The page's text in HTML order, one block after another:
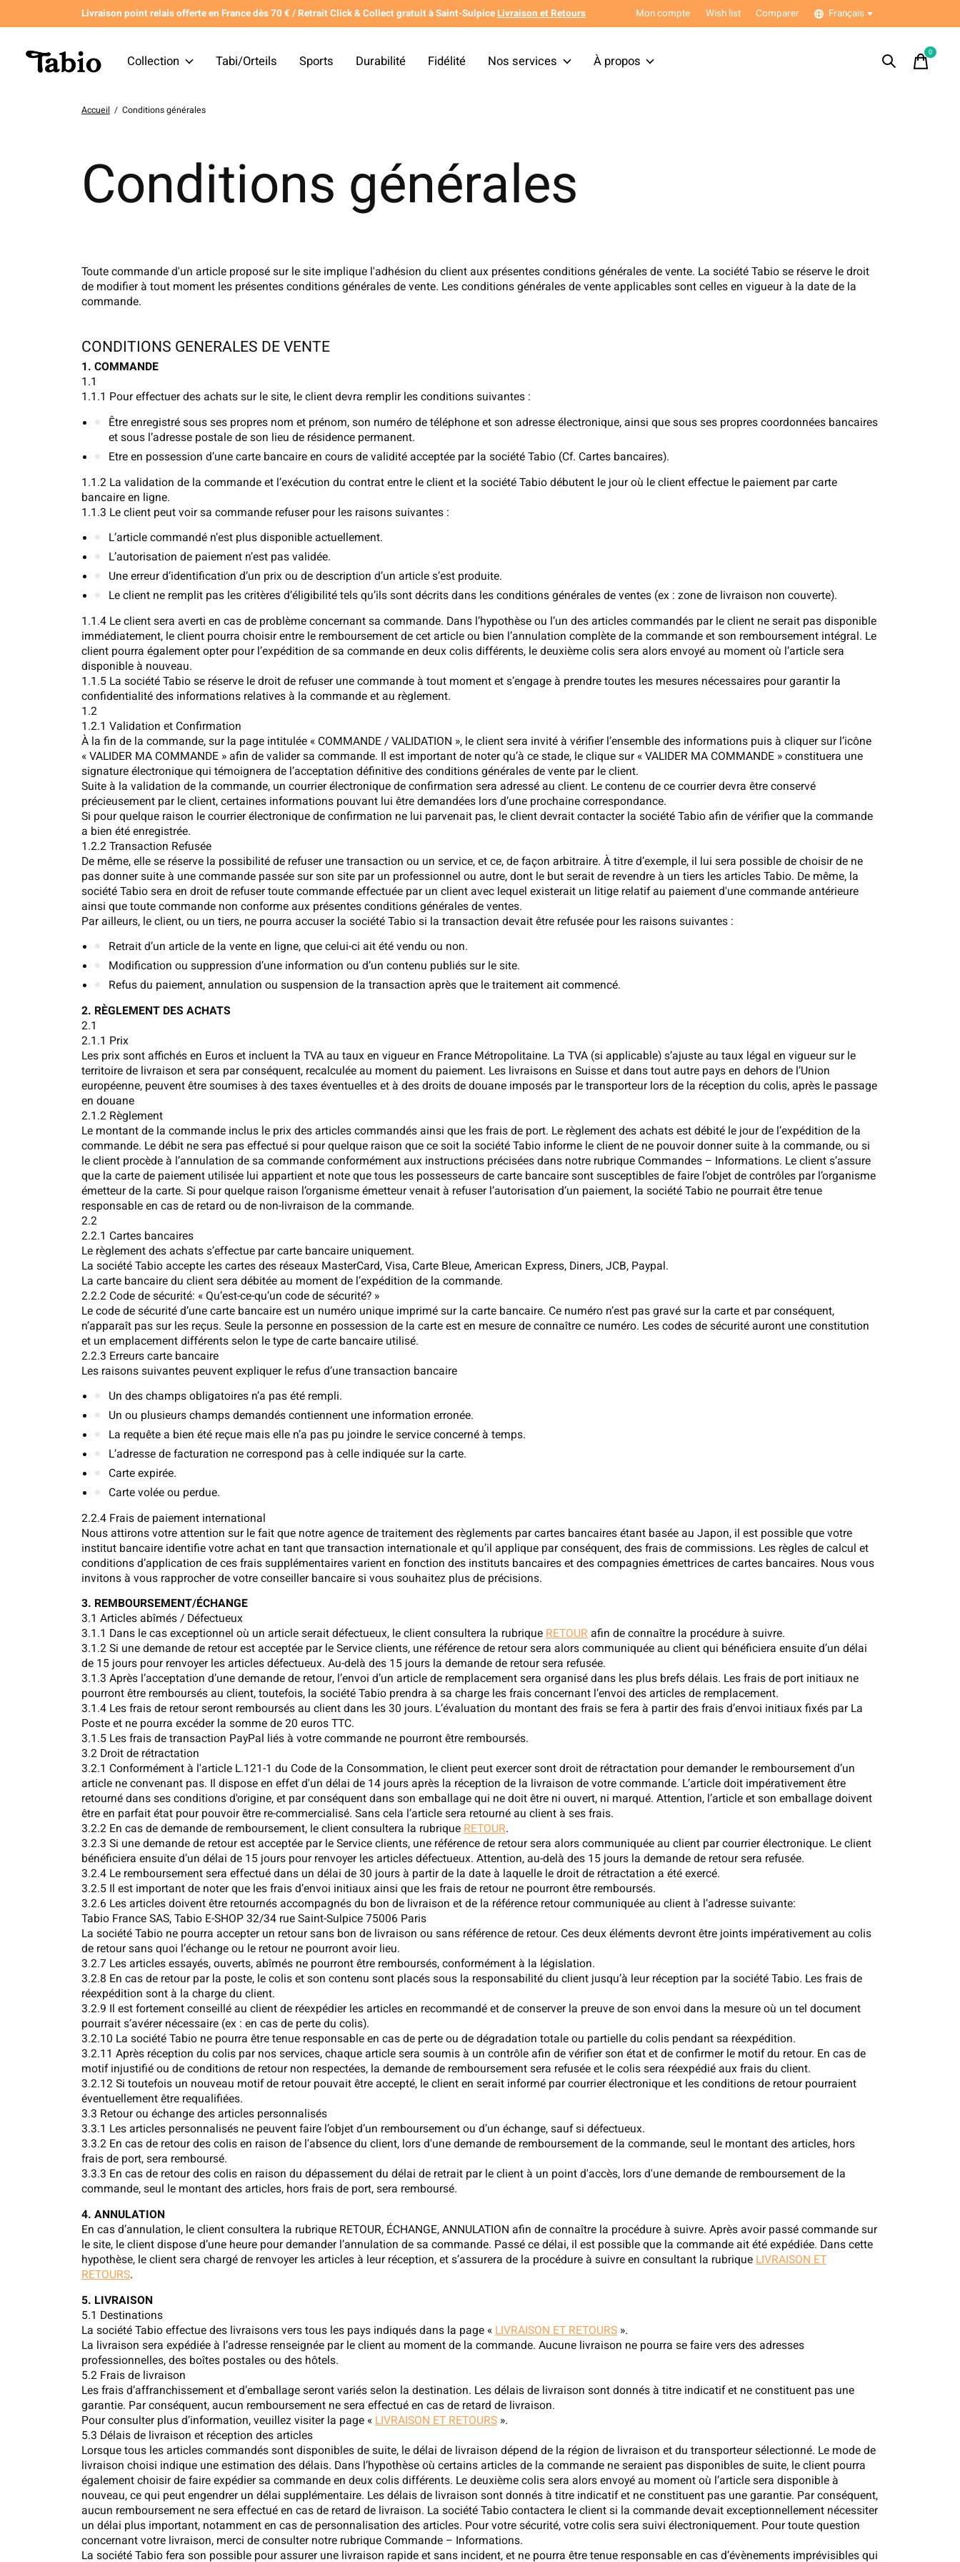
Livraison point relais offerte en France dès 70 € / Retrait Click & Collect gratuit à Saint-SulpiceLivraison et Retours Mon compte Wish list Comparer Français
Collection Tabi/Orteils Sports Durabilité Fidélité Nos services À propos
0items
Accueil / Conditions générales
Conditions générales
Toute commande d'un article proposé sur le site implique l'adhésion du client aux présentes conditions générales de vente. La société Tabio se réserve le droit
de modifier à tout moment les présentes conditions générales de vente. Les conditions générales de vente applicables sont celles en vigueur à la date de la
commande.
CONDITIONS GENERALES DE VENTE
1. COMMANDE
1.1
1.1.1 Pour effectuer des achats sur le site, le client devra remplir les conditions suivantes :
Être enregistré sous ses propres nom et prénom, son numéro de téléphone et son adresse électronique, ainsi que sous ses propres coordonnées bancaires
et sous l’adresse postale de son lieu de résidence permanent.
Etre en possession d’une carte bancaire en cours de validité acceptée par la société Tabio (Cf. Cartes bancaires).
1.1.2 La validation de la commande et l’exécution du contrat entre le client et la société Tabio débutent le jour où le client effectue le paiement par carte
bancaire en ligne.
1.1.3 Le client peut voir sa commande refuser pour les raisons suivantes :
L’article commandé n’est plus disponible actuellement.
L’autorisation de paiement n’est pas validée.
Une erreur d’identification d’un prix ou de description d’un article s’est produite.
Le client ne remplit pas les critères d’éligibilité tels qu’ils sont décrits dans les conditions générales de ventes (ex : zone de livraison non couverte).
1.1.4 Le client sera averti en cas de problème concernant sa commande. Dans l’hypothèse ou l’un des articles commandés par le client ne serait pas disponible
immédiatement, le client pourra choisir entre le remboursement de cet article ou bien l’annulation complète de la commande et son remboursement intégral. Le
client pourra également opter pour l’expédition de sa commande en deux colis différents, le deuxième colis sera alors envoyé au moment où l’article sera
disponible à nouveau.
1.1.5 La société Tabio se réserve le droit de refuser une commande à tout moment et s’engage à prendre toutes les mesures nécessaires pour garantir la
confidentialité des informations relatives à la commande et au règlement.
1.2
1.2.1 Validation et Confirmation
À la fin de la commande, sur la page intitulée « COMMANDE / VALIDATION », le client sera invité à vérifier l’ensemble des informations puis à cliquer sur l’icône
« VALIDER MA COMMANDE » afin de valider sa commande. Il est important de noter qu’à ce stade, le clique sur « VALIDER MA COMMANDE » constituera une
signature électronique qui témoignera de l’acceptation définitive des conditions générales de vente par le client.
Suite à la validation de la commande, un courrier électronique de confirmation sera adressé au client. Le contenu de ce courrier devra être conservé
précieusement par le client, certaines informations pouvant lui être demandées lors d’une prochaine correspondance.
Si pour quelque raison le courrier électronique de confirmation ne lui parvenait pas, le client devrait contacter la société Tabio afin de vérifier que la commande
a bien été enregistrée.
1.2.2 Transaction Refusée
De même, elle se réserve la possibilité de refuser une transaction ou un service, et ce, de façon arbitraire. À titre d’exemple, il lui sera possible de choisir de ne
pas donner suite à une commande passée sur son site par un professionnel ou autre, dont le but serait de revendre à un tiers les articles Tabio. De même, la
société Tabio sera en droit de refuser toute commande effectuée par un client avec lequel existerait un litige relatif au paiement d'une commande antérieure
ainsi que toute commande non conforme aux présentes conditions générales de ventes.
Par ailleurs, le client, ou un tiers, ne pourra accuser la société Tabio si la transaction devait être refusée pour les raisons suivantes :
Retrait d’un article de la vente en ligne, que celui-ci ait été vendu ou non.
Modification ou suppression d’une information ou d’un contenu publiés sur le site.
Refus du paiement, annulation ou suspension de la transaction après que le traitement ait commencé.
2. RÈGLEMENT DES ACHATS
2.1
2.1.1 Prix
Les prix sont affichés en Euros et incluent la TVA au taux en vigueur en France Métropolitaine. La TVA (si applicable) s’ajuste au taux légal en vigueur sur le
territoire de livraison et sera par conséquent, recalculée au moment du paiement. Les livraisons en Suisse et dans tout autre pays en dehors de l’Union
européenne, peuvent être soumises à des taxes éventuelles et à des droits de douane imposés par le transporteur lors de la réception du colis, après le passage
en douane
2.1.2 Règlement
Le montant de la commande inclus le prix des articles commandés ainsi que les frais de port. Le règlement des achats est débité le jour de l’expédition de la
commande. Le débit ne sera pas effectué si pour quelque raison que ce soit la société Tabio informe le client de ne pouvoir donner suite à la commande, ou si
le client procède à l’annulation de sa commande conformément aux instructions précisées dans notre rubrique Commandes – Informations. Le client s’assure
que la carte de paiement utilisée lui appartient et note que tous les possesseurs de carte bancaire sont susceptibles de faire l’objet de contrôles par l’organisme
émetteur de la carte. Si pour quelque raison l’organisme émetteur venait à refuser l’autorisation d’un paiement, la société Tabio ne pourrait être tenue
responsable en cas de retard ou de non-livraison de la commande.
2.2
2.2.1 Cartes bancaires
Le règlement des achats s’effectue par carte bancaire uniquement.
La société Tabio accepte les cartes des réseaux MasterCard, Visa, Carte Bleue, American Express, Diners, JCB, Paypal.
La carte bancaire du client sera débitée au moment de l’expédition de la commande.
2.2.2 Code de sécurité: « Qu’est-ce-qu’un code de sécurité? »
Le code de sécurité d’une carte bancaire est un numéro unique imprimé sur la carte bancaire. Ce numéro n’est pas gravé sur la carte et par conséquent,
n’apparaît pas sur les reçus. Seule la personne en possession de la carte est en mesure de connaître ce numéro. Les codes de sécurité auront une constitution
et un emplacement différents selon le type de carte bancaire utilisé.
2.2.3 Erreurs carte bancaire
Les raisons suivantes peuvent expliquer le refus d’une transaction bancaire
Un des champs obligatoires n’a pas été rempli.
Un ou plusieurs champs demandés contiennent une information erronée.
La requête a bien été reçue mais elle n’a pas pu joindre le service concerné à temps.
L’adresse de facturation ne correspond pas à celle indiquée sur la carte.
Carte expirée.
Carte volée ou perdue.
2.2.4 Frais de paiement international
Nous attirons votre attention sur le fait que notre agence de traitement des règlements par cartes bancaires étant basée au Japon, il est possible que votre
institut bancaire identifie votre achat en tant que transaction internationale et qu’il applique par conséquent, des frais de commissions. Les règles de calcul et
conditions d’application de ces frais supplémentaires varient en fonction des instituts bancaires et des compagnies émettrices de cartes bancaires. Nous vous
invitons à vous rapprocher de votre conseiller bancaire si vous souhaitez plus de précisions.
3. REMBOURSEMENT/ÉCHANGE
3.1 Articles abîmés / Défectueux
3.1.1 Dans le cas exceptionnel où un article serait défectueux, le client consultera la rubriqueRETOURafin de connaître la procédure à suivre.
3.1.2 Si une demande de retour est acceptée par le Service clients, une référence de retour sera alors communiquée au client qui bénéficiera ensuite d’un délai
de 15 jours pour renvoyer les articles défectueux. Au-delà des 15 jours la demande de retour sera refusée.
3.1.3 Après l’acceptation d’une demande de retour, l’envoi d’un article de remplacement sera organisé dans les plus brefs délais. Les frais de port initiaux ne
pourront être remboursés au client, toutefois, la société Tabio prendra à sa charge les frais concernant l’envoi des articles de remplacement.
3.1.4 Les frais de retour seront remboursés au client dans les 30 jours. L’évaluation du montant des frais se fera à partir des frais d’envoi initiaux fixés par La
Poste et ne pourra excéder la somme de 20 euros TTC.
3.1.5 Les frais de transaction PayPal liés à votre commande ne pourront être remboursés.
3.2 Droit de rétractation
3.2.1 Conformément à l'article L.121-1 du Code de la Consommation, le client peut exercer sont droit de rétractation pour demander le remboursement d’un
article ne convenant pas. Il dispose en effet d'un délai de 14 jours après la réception de la livraison de votre commande. L’article doit impérativement être
retourné dans ses conditions d'origine, et par conséquent dans son emballage qui ne doit être ni ouvert, ni marqué. Attention, l’article et son emballage doivent
être en parfait état pour pouvoir être re-commercialisé. Sans cela l’article sera retourné au client à ses frais.
3.2.2 En cas de demande de remboursement, le client consultera la rubriqueRETOUR.
3.2.3 Si une demande de retour est acceptée par le Service clients, une référence de retour sera alors communiquée au client par courrier électronique. Le client
bénéficiera ensuite d’un délai de 15 jours pour renvoyer les articles défectueux. Attention, au-delà des 15 jours la demande de retour sera refusée.
3.2.4 Le remboursement sera effectué dans un délai de 30 jours à partir de la date à laquelle le droit de rétractation a été exercé.
3.2.5 Il est important de noter que les frais d’envoi initiaux ainsi que les frais de retour ne pourront être remboursés.
3.2.6 Les articles doivent être retournés accompagnés du bon de livraison et de la référence retour communiquée au client à l’adresse suivante:
Tabio France SAS, Tabio E-SHOP 32/34 rue Saint-Sulpice 75006 Paris
La société Tabio ne pourra accepter un retour sans bon de livraison ou sans référence de retour. Ces deux éléments devront être joints impérativement au colis
de retour sans quoi l’échange ou le retour ne pourront avoir lieu.
3.2.7 Les articles essayés, ouverts, abîmés ne pourront être remboursés, conformément à la législation.
3.2.8 En cas de retour par la poste, le colis et son contenu sont placés sous la responsabilité du client jusqu’à leur réception par la société Tabio. Les frais de
réexpédition sont à la charge du client.
3.2.9 Il est fortement conseillé au client de réexpédier les articles en recommandé et de conserver la preuve de son envoi dans la mesure où un tel document
pourrait s’avérer nécessaire (ex : en cas de perte du colis).
3.2.10 La société Tabio ne pourra être tenue responsable en cas de perte ou de dégradation totale ou partielle du colis pendant sa réexpédition.
3.2.11 Après réception du colis par nos services, chaque article sera soumis à un contrôle afin de vérifier son état et de confirmer le motif du retour. En cas de
motif injustifié ou de conditions de retour non respectées, la demande de remboursement sera refusée et le colis sera réexpédié aux frais du client.
3.2.12 Si toutefois un nouveau motif de retour pouvait être accepté, le client en serait informé par courrier électronique et les conditions de retour pourraient
éventuellement être requalifiées.
3.3 Retour ou échange des articles personnalisés
3.3.1 Les articles personnalisés ne peuvent faire l’objet d’un remboursement ou d’un échange, sauf si défectueux.
3.3.2 En cas de retour des colis en raison de l'absence du client, lors d'une demande de remboursement de la commande, seul le montant des articles, hors
frais de port, sera remboursé.
3.3.3 En cas de retour des colis en raison du dépassement du délai de retrait par le client à un point d'accès, lors d'une demande de remboursement de la
commande, seul le montant des articles, hors frais de port, sera remboursé.
4. ANNULATION
En cas d’annulation, le client consultera la rubrique RETOUR, ÉCHANGE, ANNULATION afin de connaître la procédure à suivre. Après avoir passé commande sur
le site, le client dispose d’une heure pour demander l’annulation de sa commande. Passé ce délai, il est possible que la commande ait été expédiée. Dans cette
hypothèse, le client sera chargé de renvoyer les articles à leur réception, et s’assurera de la procédure à suivre en consultant la rubriqueLIVRAISON ET
RETOURS.
5. LIVRAISON
5.1 Destinations
La société Tabio effectue des livraisons vers tous les pays indiqués dans la page «LIVRAISON ET RETOURS ».
La livraison sera expédiée à l’adresse renseignée par le client au moment de la commande. Aucune livraison ne pourra se faire vers des adresses
professionnelles, des boîtes postales ou des hôtels.
5.2 Frais de livraison
Les frais d’affranchissement et d’emballage seront variés selon la destination. Les délais de livraison sont donnés à titre indicatif et ne constituent pas une
garantie. Par conséquent, aucun remboursement ne sera effectué en cas de retard de livraison.
Pour consulter plus d’information, veuillez visiter la page «LIVRAISON ET RETOURS ».
5.3 Délais de livraison et réception des articles
Lorsque tous les articles commandés sont disponibles de suite, le délai de livraison dépend de la région de livraison et du transporteur sélectionné. Le mode de
livraison choisi indique une estimation des délais. Dans l’hypothèse où certains articles de la commande ne seraient pas disponibles de suite, le client pourra
également choisir de faire expédier sa commande en deux colis différents. Le deuxième colis sera alors envoyé au moment où l’article sera disponible à
nouveau, ce qui peut engendrer un délai supplémentaire. Les délais de livraison sont donnés à titre indicatif et ne constituent pas une garantie. Par conséquent,
aucun remboursement ne sera effectué en cas de retard de livraison. La société Tabio contactera le client si la commande devait exceptionnellement nécessiter
un délai plus important, notamment en cas de personnalisation des articles. Pour votre sécurité, votre colis sera suivi électroniquement. Pour toute question
concernant votre livraison, merci de consulter notre rubrique Commande – Informations.
La société Tabio fera son possible pour assurer une livraison rapide et sans incident, et ne pourra être tenue responsable en cas d’évènements imprévisibles qui